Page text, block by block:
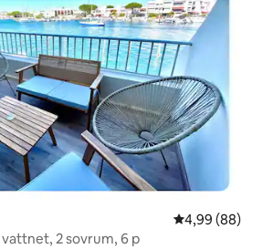
4,99 av 5 i
4,99 (88)
2 sovrum, 6 p